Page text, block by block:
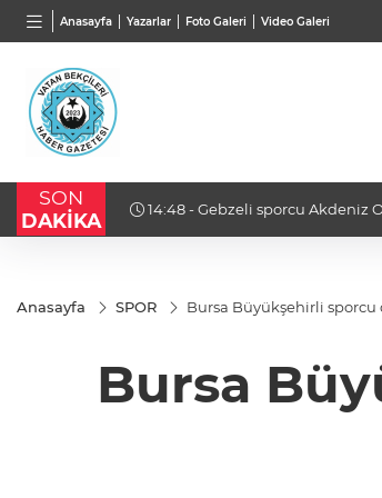
Anasayfa Yazarlar Foto Galeri Video Galeri
TND
16,2406%0,00
BGN
27,9743 %-0,22
SON
DAKİKA
14:48 - Gebzeli sporcu Akdeniz
Anasayfa SPOR Bursa Büyükşehirli
Bursa